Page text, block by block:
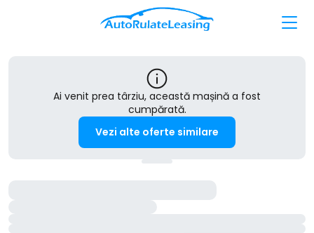
Ai venit prea târziu, această mașină a fost
cumpărată.
Vezi alte oferte similare